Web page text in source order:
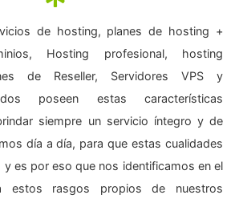
de hosting, planes de hosting +
Hosting profesional, hosting
de Reseller, Servidores VPS y
poseen estas características
siempre un servicio íntegro y de
día a día, para que estas cualidades
y es por eso que nos identificamos en el
estos rasgos propios de nuestros